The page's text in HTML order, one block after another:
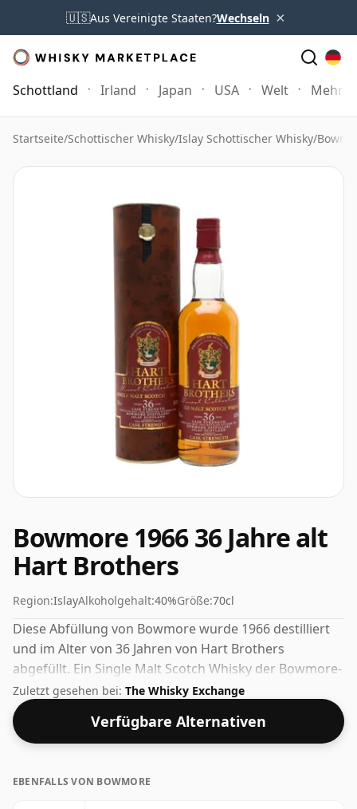
🇺🇸Aus Vereinigte Staaten?Wechseln ×
Schottland Irland Japan USA Welt Mehr
Startseite/Schottischer Whisky/Islay Schottischer Whisky/
Bowmore 1966 36 Jahre alt
Hart Brothers
Region:IslayAlkoholgehalt:40%Größe:70cl
Diese Abfüllung von Bowmore wurde 1966 destilliert
und im Alter von 36 Jahren von Hart Brothers
abgefüllt. Ein Single Malt Scotch Whisky der Bowmore-
Destillerie in der schottischen Region Islay. Mit einem
Alkoholgehalt von 40 % abgefüllt, wird Sie diese
Spirituose in puncto Stärke zwar nicht umhauen, ist
aber auf jeden Fall eine süffige Spirituose.
Zuletzt gesehen bei: The Whisky Exchange
Verfügbare Alternativen
EBENFALLS VON BOWMORE